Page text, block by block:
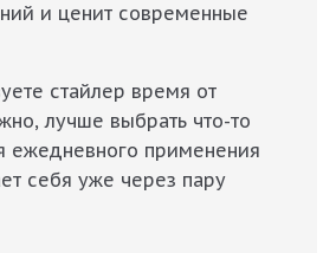
и ценит современные
стайлер время от
лучше выбрать что-то
ежедневного применения
себя уже через пару